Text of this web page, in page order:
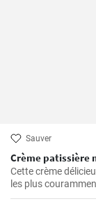
Sauver
Crème patissière
Cette crème
les plus
utilisée dans une